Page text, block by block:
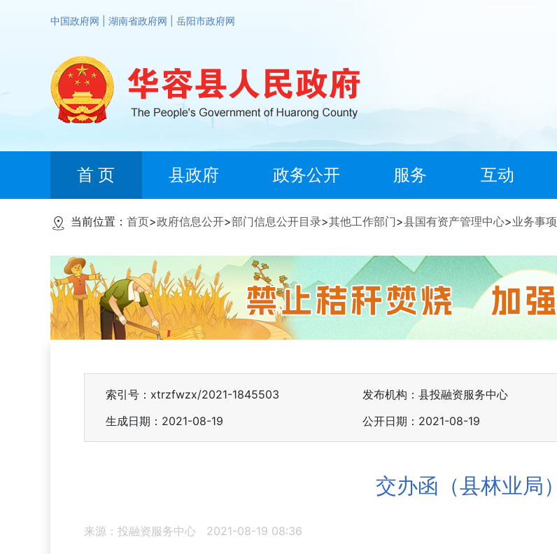
中国政府网 湖南省政府网 岳阳市政府网
首 页 县政府 政务公开 服务 互动
当前位置： 首页>政府信息公开>部门信息公开目录>其他工作部门>县国有资产管理中心>业务事项
索引号：xtrzfwzx/2021-1845503 发布机构：县投融资服务中心
生成日期：2021-08-19
公开日期：2021-08-19
交办函（县林业局）
来源：投融资服务中心 2021-08-19 08:36